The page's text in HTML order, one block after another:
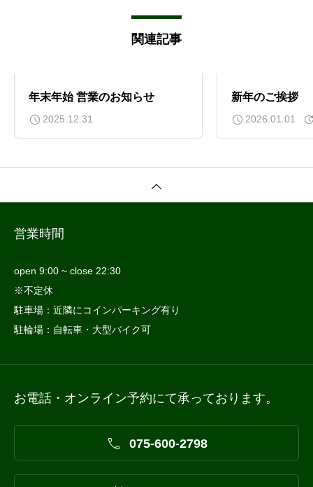
関連記事
年末年始 営業のお知らせ
2025.12.31
新年のご挨拶
2026.01.01
営業時間
open 9:00 ~ close 22:30
※不定休
駐車場：近隣にコインパーキング有り
駐輪場：自転車・大型バイク可
お電話・オンライン予約にて承っております。
 075-600-2798